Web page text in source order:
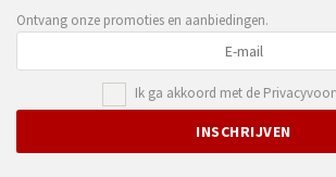
Ontvang onze promoties en aanbiedingen.
Ik ga akkoord met de